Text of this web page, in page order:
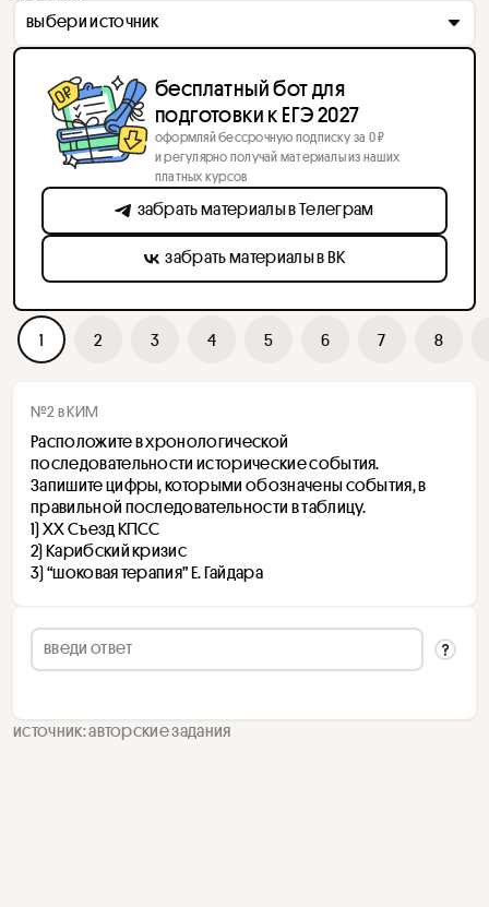
выбери источник
1 2 3 4 5 6 7 8
№2 в КИМ
Расположите в хронологической
последовательности исторические события.
Запишите цифры, которыми обозначены события, в
правильной последовательности в таблицу.
1) XX Съезд КПСС
2) Карибский кризис
3) “шоковая терапия” Е. Гайдара
источник: авторские задания
бесплатный бот для
подготовки к ЕГЭ 2027
оформляй бессрочную подписку за 0 ₽
и регулярно получай материалы из наших
платных курсов
забрать материалы в Телеграм
забрать материалы в ВК